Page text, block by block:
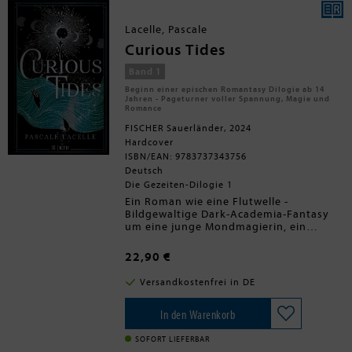
Portrait des Königs in ihrem Zimmer
abhängt und dabei versehentlich
die Leinwand verletzt, taucht
Gideon am nächsten Tag mit einer
Wunde an genau dieser Stelle auf.
Spätestens da hat sie seine
Aufmerksamkeit erregt. Ein
undurchsichtiges Katz-und-Maus-
Spiel beginnt. Und in der großen
Ballnacht ändert Gideon plötzlich
die Regeln und damit schlagartig
alles ...
Lacelle, Pascale
Curious Tides
Band 1
Beginn einer epischen Romantasy Dilogie ab 14
Jahren - Pageturner voller Spannung, Magie und
Romance
FISCHER Sauerländer, 2024
Hardcover
ISBN/EAN: 9783737343756
Deutsch
Die Gezeiten-Dilogie 1
Ein Roman wie eine Flutwelle -
Bildgewaltige Dark-Academia-Fantasy
um eine junge Mondmagierin, ein
unwiderstehliche LiebeEmory war
bisher höchstens eine mittelmäßige
Heilerin, und dass sie einen Platz am
renommierten Aldryn College für
Mondmagie ergattert hat, verdankt sie
allein ihrer besten Freundin Romie.
Romie war immer die mächtigere
Magierin, die Klügere, die Hübschere,
22,90 €
Versandkostenfrei in DE
In den Warenkorb
SOFORT LIEFERBAR